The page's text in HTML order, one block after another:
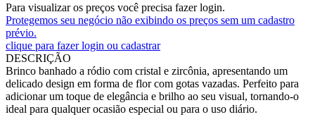
Para visualizar os preços você precisa fazer login.
Protegemos seu negócio não exibindo os preços sem um cadastro
prévio.
clique para fazer login ou cadastrar
DESCRIÇÃO
Brinco banhado a ródio com cristal e zircônia, apresentando um
delicado design em forma de flor com gotas vazadas. Perfeito para
adicionar um toque de elegância e brilho ao seu visual, tornando-o
ideal para qualquer ocasião especial ou para o uso diário.